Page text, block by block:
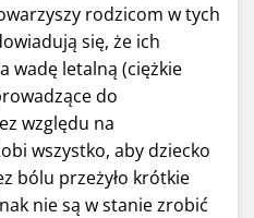
rodzicom w tych
się, że ich
wadę letalną (ciężkie
do
względu na
wszystko, aby dziecko
bólu przeżyło krótkie
nie są w stanie zrobić